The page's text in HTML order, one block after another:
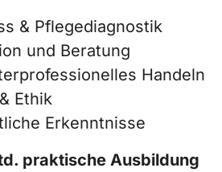
& Pflegediagnostik
und Beratung
Handeln
Ethik
Erkenntnisse
praktische Ausbildung